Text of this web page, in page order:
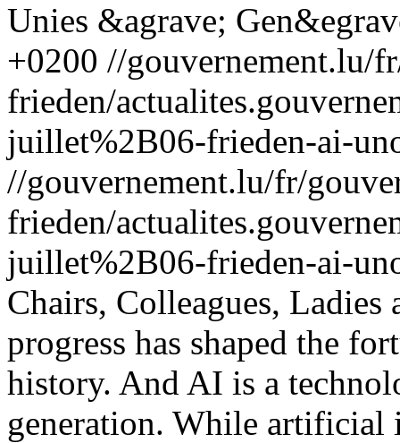
Unies &agrave;
+0200 //gouvernement.lu/
frieden/
juillet%2B06-frieden-ai-
//gouvernement.lu/fr/
frieden/
juillet%2B06-frieden-ai-
Chairs, Colleagues, Ladies
progress has shaped the
history. And AI is a
generation. While artificial